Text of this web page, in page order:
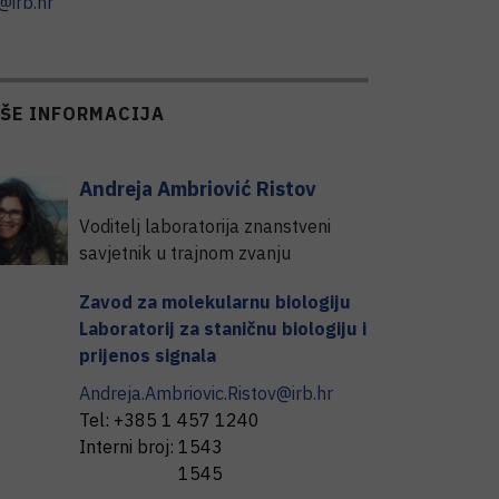
INFORMACIJA
Andreja Ambriović Ristov
Voditelj laboratorija znanstveni
savjetnik u trajnom zvanju
Zavod za molekularnu biologiju
Laboratorij za staničnu biologiju i
prijenos signala
Andreja.Ambriovic.Ristov@irb.hr
Tel: +385 1 457 1240
Interni broj: 1543
1545